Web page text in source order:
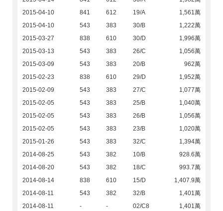
2015-04-10
841 612 19/A
1,561萬
2015-04-10
543 383 30/B
1,222萬
2015-03-27
838 610 30/D
1,996萬
2015-03-13
543 383 26/C
1,056萬
2015-03-09
543 383 20/B
962萬
2015-02-23
838 610 29/D
1,952萬
2015-02-09
543 383 27/C
1,077萬
2015-02-05
543 383 25/B
1,040萬
2015-02-05
543 383 26/B
1,056萬
2015-02-05
543 383 23/B
1,020萬
2015-01-26
543 383 32/C
1,394萬
2014-08-25
543 382 10/B
928.6萬
2014-08-20
543 382 18/C
993.7萬
2014-08-14
838 610 15/D
1,407.9萬
2014-08-11
543 382 32/B
1,401萬
2014-08-11
- - 02/C8
1,401萬